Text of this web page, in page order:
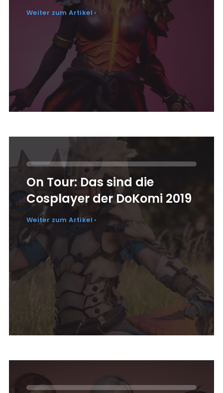
Weiter zum Artikel ›
On Tour: Das sind die
Cosplayer der DoKomi 2019
Weiter zum Artikel ›